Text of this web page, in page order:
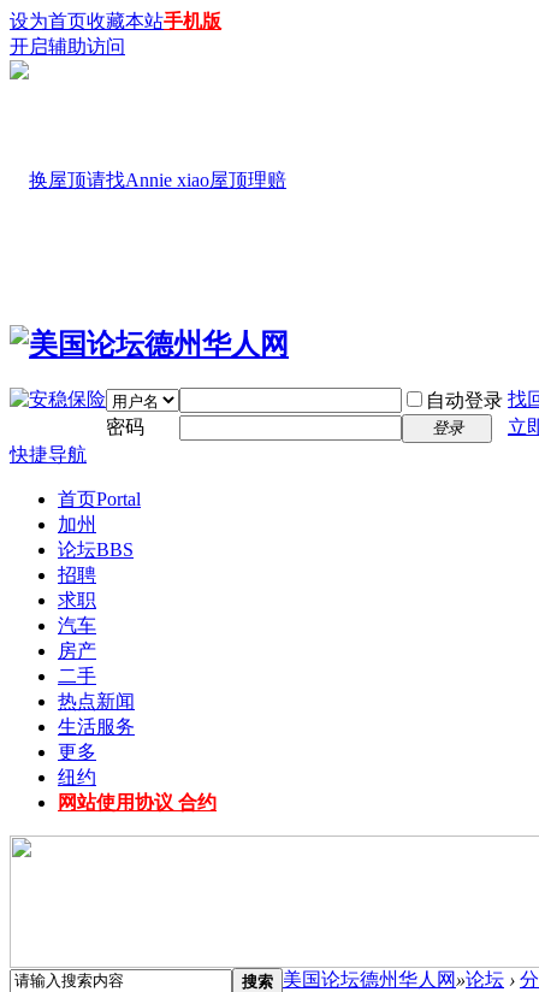
设为首页收藏本站手机版
开启辅助访问
自动登录 找
密码
登录
立
快捷导航
首页Portal
加州
论坛BBS
招聘
求职
汽车
房产
二手
热点新闻
生活服务
更多
纽约
网站使用协议 合约
搜索 美国论坛德州华人网 »论坛 ›